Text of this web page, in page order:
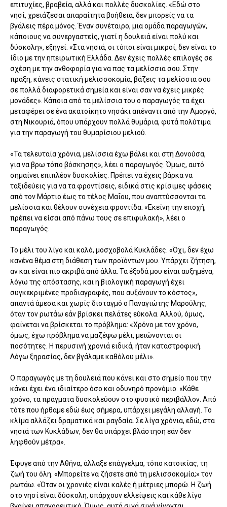
επιτυχίες, βραβεία, αλλά και πολλές δυσκολίες. «Εδώ στο
νησί, χρειάζεσαι απαραίτητα βοήθεια, δεν μπορείς να τα
βγάλεις πέρα μόνος. Έναν συνέταιρο, μια ομάδα παραγωγών,
κάποιους να συνεργαστείς, γιατί η δουλειά είναι πολύ και
δύσκολη», εξηγεί. «Στα νησιά, οι τόποι είναι μικροί, δεν είναι το
ίδιο με την ηπειρωτική Ελλάδα. Δεν έχεις πολλές επιλογές σε
σχέση με την ανθοφορία για να πας τα μελίσσια σου. Στην
πράξη, κάνεις στατική μελισσοκομία, βάζεις τα μελίσσια σου
σε πολλά διαφορετικά σημεία και είναι σαν να έχεις μικρές
μονάδες». Κάποια από τα μελίσσια του ο παραγωγός τα έχει
μεταφέρει σε ένα ακατοίκητο νησάκι απέναντι από την Αμοργό,
στη Νικουριά, όπου υπάρχουν πολλά θυμάρια, φυτά πολύτιμα
για την παραγωγή του θυμαρίσιου μελιού.
«Τα τελευταία χρόνια, μελίσσια έχω βάλει και στη Δονούσα,
για να βρω τόπο βόσκησης», λέει ο παραγωγός. Όμως, αυτό
σημαίνει επιπλέον δυσκολίες. Πρέπει να έχεις βάρκα να
ταξιδεύεις για να τα φροντίσεις, ειδικά στις κρίσιμες φάσεις
από τον Μάρτιο έως το τέλος Μαΐου, που αναπτύσσονται τα
μελίσσια και θέλουν συνέχεια φροντίδα. «Εκείνη την εποχή,
πρέπει να είσαι από πάνω τους σε επιφυλακή», λέει ο
παραγωγός.
Το μέλι του λίγο και καλό, μοσχοβολά Κυκλάδες. «Όχι, δεν έχω
κανένα θέμα στη διάθεση των προϊόντων μου. Υπάρχει ζήτηση,
αν και είναι πιο ακριβά από άλλα. Τα έξοδά μου είναι αυξημένα,
λόγω της απόστασης, και η βιολογική παραγωγή έχει
συγκεκριμένες προδιαγραφές, που αυξάνουν το κόστος»,
απαντά άμεσα και χωρίς δισταγμό ο Παναγιώτης Μαρούλης,
όταν τον ρωτάω εάν βρίσκει πελάτες εύκολα. Αλλού, όμως,
φαίνεται να βρίσκεται το πρόβλημα: «Χρόνο με τον χρόνο,
όμως, έχω πρόβλημα να μαζέψω μέλι, μειώνονται οι
ποσότητες. Η περυσινή χρονιά ειδικά, ήταν καταστροφική.
Λόγω ξηρασίας, δεν βγάλαμε καθόλου μέλι».
Ο παραγωγός με τη δουλειά που κάνει και στο σημείο που την
κάνει έχει ένα ιδιαίτερο όσο και οδυνηρό προνόμιο. «Κάθε
χρόνο, τα πράγματα δυσκολεύουν στο φυσικό περιβάλλον. Από
τότε που ήρθαμε εδώ έως σήμερα, υπάρχει μεγάλη αλλαγή. Το
κλίμα αλλάζει δραματικά και ραγδαία. Σε λίγα χρόνια, εδώ, στα
νησιά των Κυκλάδων, δεν θα υπάρχει βλάστηση εάν δεν
ληφθούν μέτρα».
Έφυγε από την Αθήνα, άλλαξε επάγγελμα, τόπο κατοικίας, τη
ζωή του όλη. «Μπορείτε να ζήσετε από τη μελισσοκομία;» τον
ρωτάω. «Όταν οι χρονιές είναι καλές ή μέτριες μπορώ. Η ζωή
στο νησί είναι δύσκολη, υπάρχουν ελλείψεις και κάθε λίγο